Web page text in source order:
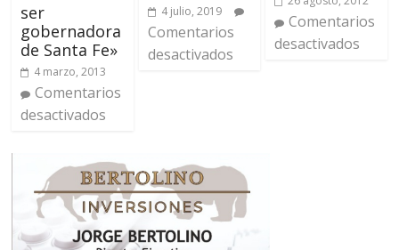
ser
gobernadora
de Santa Fe»
4 marzo, 2013
Comentarios
desactivados
4 julio, 2019
Comentarios
desactivados
Comentarios
desactivados